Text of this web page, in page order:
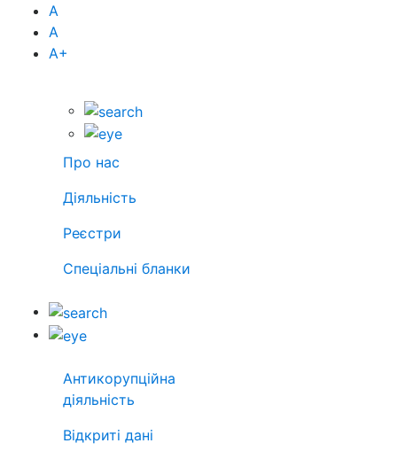
А
А
А+
Про нас
Діяльність
Реєстри
Спеціальні бланки
Антикорупційна
діяльність
Відкриті дані